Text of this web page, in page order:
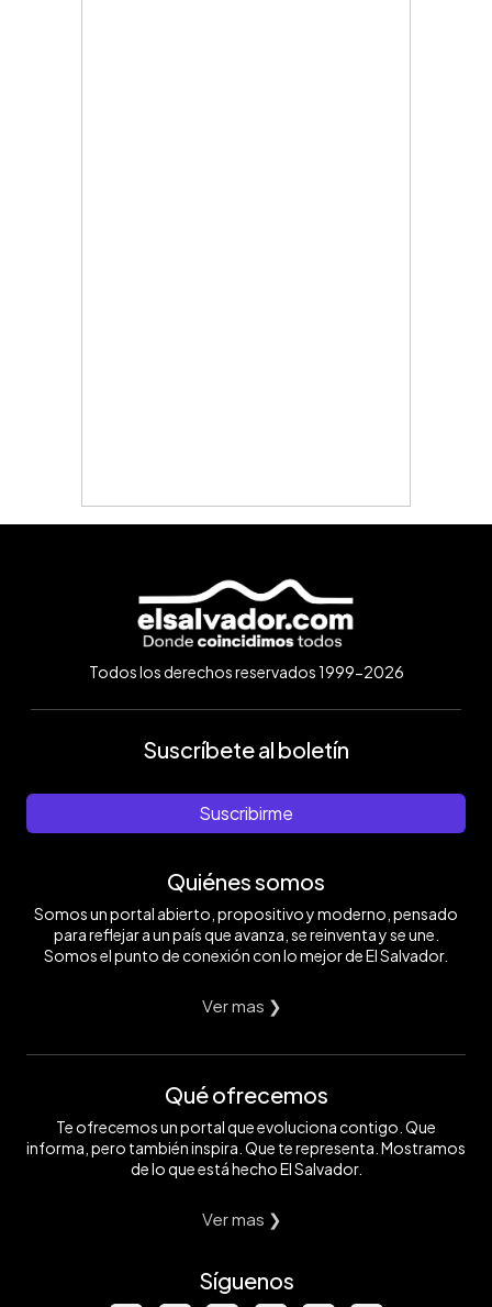
Todos los derechos reservados 1999-2026
Suscríbete al boletín
Suscribirme
Quiénes somos
Somos un portal abierto, propositivo y moderno, pensado
para reflejar a un país que avanza, se reinventa y se une.
Somos el punto de conexión con lo mejor de El Salvador.
Ver mas ❯
Qué ofrecemos
Te ofrecemos un portal que evoluciona contigo. Que
informa, pero también inspira. Que te representa. Mostramos
de lo que está hecho El Salvador.
Ver mas ❯
Síguenos